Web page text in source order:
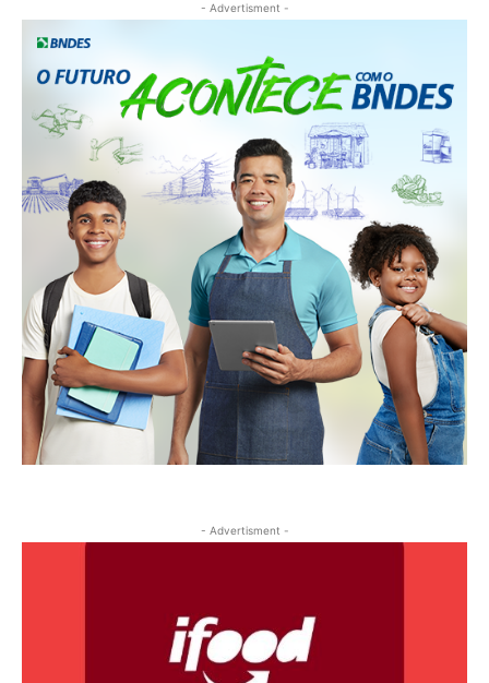
- Advertisment -
- Advertisment -